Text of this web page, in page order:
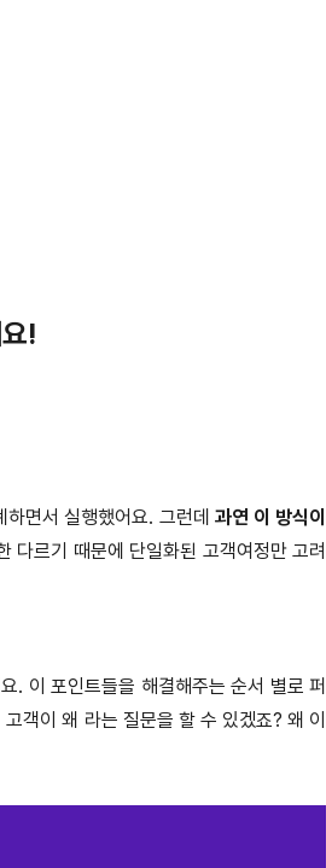
!
면서 실행했어요. 그런데 과연 이 방식이
다르기 때문에 단일화된 고객여정만 고려
. 이 포인트들을 해결해주는 순서 별로 퍼
객이 왜 라는 질문을 할 수 있겠죠? 왜 이